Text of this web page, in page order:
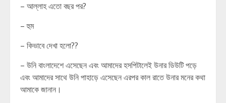
– আল্লাহ এতো বছর পর?
– হুম
– কিভাবে দেখা হলো??
– উনি বাংলাদেশে এসেছেন এবং আমাদের হসপিটালেই উনার ডিউটি পড়ে
এবং আমাদের সাথে উনি পাহাড়ে এসেছেন এরপর কাল রাতে উনার মনের কথা
আমাকে জানান।